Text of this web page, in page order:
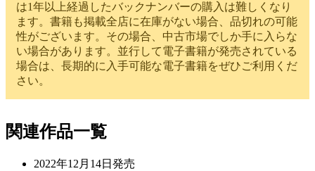
は1年以上経過したバックナンバーの購入は難しくなり
ます。書籍も掲載全店に在庫がない場合、品切れの可能
性がございます。その場合、中古市場でしか手に入らな
い場合があります。並行して電子書籍が発売されている
場合は、長期的に入手可能な電子書籍をぜひご利用くだ
さい。
関連作品一覧
2022年12月14日 発売